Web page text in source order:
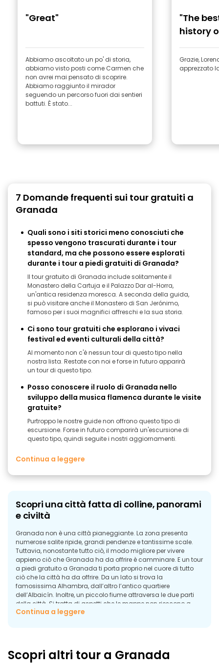
"Great"
Abbiamo ascoltato un po' di storia,
abbiamo visto posti come Carmen che
non avrei mai pensato di scoprire.
Abbiamo raggiunto il mirador
seguendo un percorso fuori dai sentieri
battuti. È stato...
"The
history
Grazie, Lorena! Abbiamo
apprezzato
7 Domande frequenti sui tour gratuiti a
Granada
Quali sono i siti storici meno conosciuti che
spesso vengono trascurati durante i tour
standard, ma che possono essere esplorati
durante i tour a piedi gratuiti di Granada?
Il tour gratuito di Granada include solitamente il
Monastero della Cartuja e il Palazzo Dar al-Horra,
un'antica residenza moresca. A seconda della guida,
si può visitare anche il Monastero di San Jerónimo,
famoso per i suoi magnifici affreschi e la sua storia.
Ci sono tour gratuiti che esplorano i vivaci
festival ed eventi culturali della città?
Al momento non c'è nessun tour di questo tipo nella
nostra lista. Restate con noi e forse in futuro apparirà
un tour di questo tipo.
Posso conoscere il ruolo di Granada nello
sviluppo della musica flamenca durante le visite
gratuite?
Purtroppo le nostre guide non offrono questo tipo di
escursione. Forse in futuro comparirà un'escursione di
questo tipo, quindi seguite i nostri aggiornamenti.
Continua a leggere
Scopri una città fatta di colline, panorami
e civiltà
Granada non è una città pianeggiante. La zona presenta
numerose salite ripide, grandi pendenze e tantissime scale.
Tuttavia, nonostante tutto ciò, il modo migliore per vivere
appieno ciò che Granada ha da offrire è camminare. E un tour
a piedi gratuito a Granada ti porta proprio nel cuore di tutto
ciò che la città ha da offrire. Da un lato si trova la
famosissima Alhambra, dall’altro l’antico quartiere
dell’Albaicín. Inoltre, un piccolo fiume attraversa le due parti
della città. Si tratta di aspetti che le mappe non riescono a
spiegare con lo stesso livello di dettaglio di una guida
cose da fare”
Molti turisti hanno un itinerario generico per il loro viaggio a
Continua a leggere
Scopri altri tour a Granada